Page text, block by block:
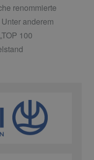
renommierte
anderem
100